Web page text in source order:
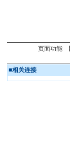
页面功能 【
■相关连接